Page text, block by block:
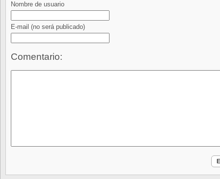
Nombre de usuario
E-mail (no será publicado)
Comentario: